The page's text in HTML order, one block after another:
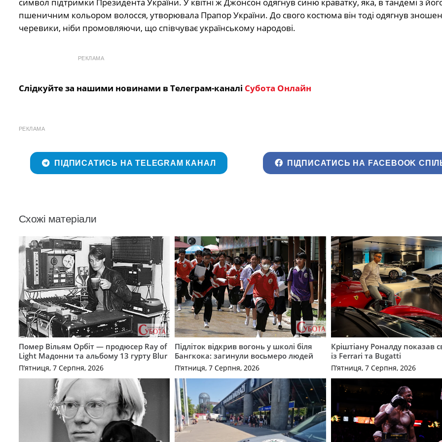
пшеничним кольором волосся, утворювала Прапор України. До свого костюма він тоді одягнув
черевики, ніби промовляючи, що співчуває українському народові.
РЕКЛАМА
Слідкуйте за нашими новинами в Телеграм-каналі Субота Онлайн
РЕКЛАМА
ПІДПИСАТИСЬ НА TELEGRAM КАНАЛ ПІДПИСАТИСЬ НА FACEBOOK
Схожі матеріали
Помер Вільям Орбіт — продюсер Ray of
Light Мадонни та альбому 13 гурту Blur
П’ятниця, 7 Серпня, 2026
Підліток відкрив вогонь у школі біля
Бангкока: загинули восьмеро людей
П’ятниця, 7 Серпня, 2026
Кріштіану Роналду показав
із Ferrari та Bugatti
П’ятниця, 7 Серпня, 2026